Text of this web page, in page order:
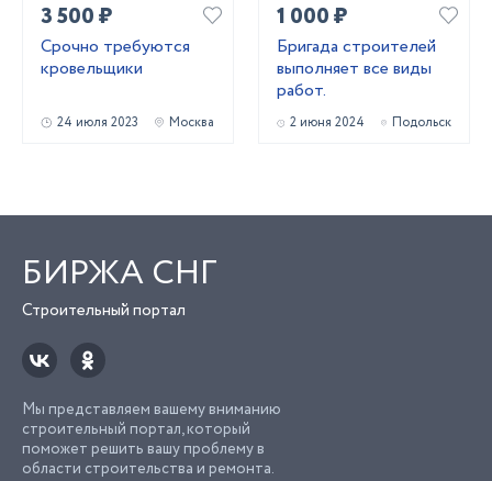
3 500 ₽
Срочно требуются
кровельщики
24 июля 2023 Москва
1 000 ₽
Бригада строителей
выполняет все виды
работ.
2 июня 2024 Подольск
БИРЖА СНГ
Строительный портал
Мы представляем вашему вниманию
строительный портал, который
поможет решить вашу проблему в
области строительства и ремонта.